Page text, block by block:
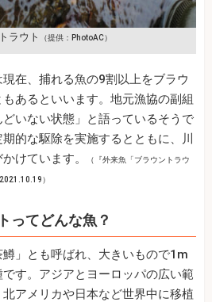
ラウト （提供：PhotoAC）
在、捕れる魚の9割以上をブラウ
あるといいます。地元漁協の副組
いない状態」と語っているそうで
的な駆除を実施するとともに、川
けています。
（『外来魚「ブラウントラウ
）
ってどんな魚？
」とも呼ばれ、大きいもので1m
す。アジアとヨーロッパの広い範
アメリカや日本など世界中に移植